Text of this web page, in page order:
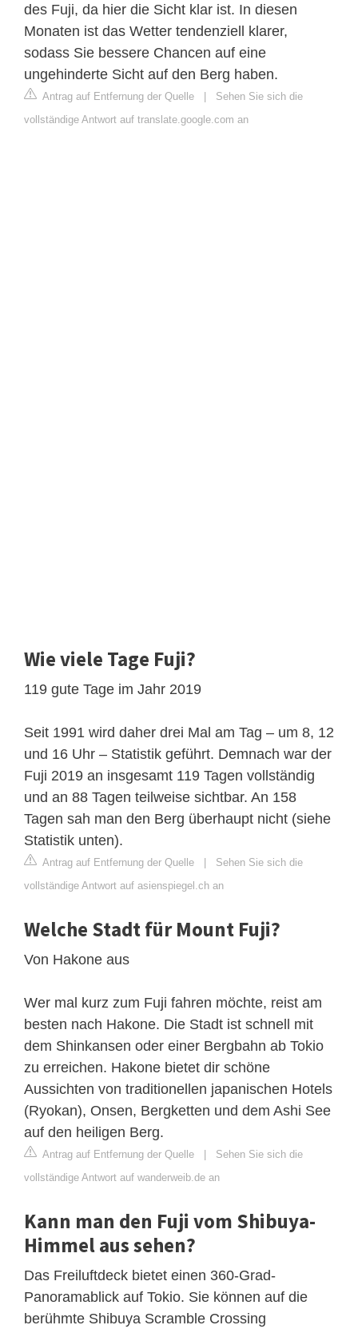
des Fuji, da hier die Sicht klar ist. In diesen
Monaten ist das Wetter tendenziell klarer,
sodass Sie bessere Chancen auf eine
ungehinderte Sicht auf den Berg haben.
Antrag auf Entfernung der Quelle | Sehen Sie sich die
vollständige Antwort auf translate.google.com an
Wie viele Tage Fuji?
119 gute Tage im Jahr 2019
Seit 1991 wird daher drei Mal am Tag – um 8, 12
und 16 Uhr – Statistik geführt. Demnach war der
Fuji 2019 an insgesamt 119 Tagen vollständig
und an 88 Tagen teilweise sichtbar. An 158
Tagen sah man den Berg überhaupt nicht (siehe
Statistik unten).
Antrag auf Entfernung der Quelle | Sehen Sie sich die
vollständige Antwort auf asienspiegel.ch an
Welche Stadt für Mount Fuji?
Von Hakone aus
Wer mal kurz zum Fuji fahren möchte, reist am
besten nach Hakone. Die Stadt ist schnell mit
dem Shinkansen oder einer Bergbahn ab Tokio
zu erreichen. Hakone bietet dir schöne
Aussichten von traditionellen japanischen Hotels
(Ryokan), Onsen, Bergketten und dem Ashi See
auf den heiligen Berg.
Antrag auf Entfernung der Quelle | Sehen Sie sich die
vollständige Antwort auf wanderweib.de an
Kann man den Fuji vom Shibuya-
Himmel aus sehen?
Das Freiluftdeck bietet einen 360-Grad-
Panoramablick auf Tokio. Sie können auf die
berühmte Shibuya Scramble Crossing